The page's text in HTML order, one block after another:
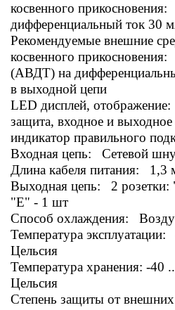
косвенного
дифференциальный ток 30
Рекомендуемые внешние
косвенного
(АВДТ) на
в выходной цепи
LED дисплей,
защита, входное и
индикатор правильного
Входная цепь: Сетевой
Длина кабеля питания: 1,3
Выходная цепь: 2
"E" - 1 шт
Способ охлаждения:
Температура
Цельсия
Температура хранения: -40
Цельсия
Степень защиты от